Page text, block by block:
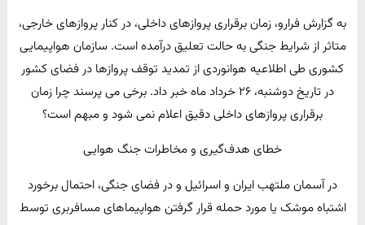
به گزارش فرارو، زمان برقراری پروازهای داخلی، در کنار پروازهای خارجی،
متاثر از شرایط جنگی به حالت تعلیق درآمده است. سازمان هواپیمایی
کشوری طی اطلاعیه هوانوردی از تمدید توقف پروازها در فضای کشور
در تاریخ دوشنبه، ۲۶ خرداد ماه خبر داد. برخی می پرسند چرا زمان
برقراری پروازهای داخلی دقیق اعلام نمی شود و مبهم است؟
خطای هدف‌گیری و مخاطرات جنگ هوایی
در آسمان ملتهب ایران و اسرائیل و در فضای جنگی، احتمال برخورد
اشتباه موشک یا مورد حمله قرار گرفتن هواپیماهای مسافربری توسط